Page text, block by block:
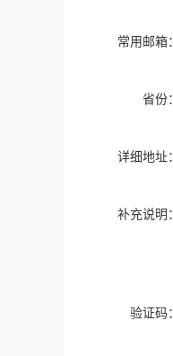
常用邮箱：
省份：
详细地址：
补充说明：
验证码：